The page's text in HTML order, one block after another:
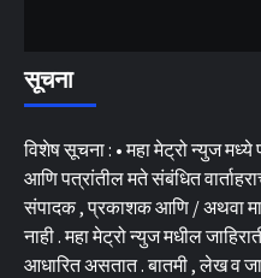
सूचना
विशेष सूचना : • महा मेट्रो न्युज
आणि पत्रांतील मते संबंधित
संपादक , प्रकाशक आणि / अथवा
नाही . महा मेट्रो न्युज मधील
आधारित असतात . बातमी , लेख व